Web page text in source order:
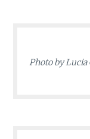
Photo byLucia